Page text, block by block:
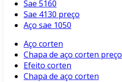
Sae 5160
Sae 4130 preço
Aço sae 1050
Aço corten
Chapa de aço corten preço
Efeito corten
Chapa de aço corten